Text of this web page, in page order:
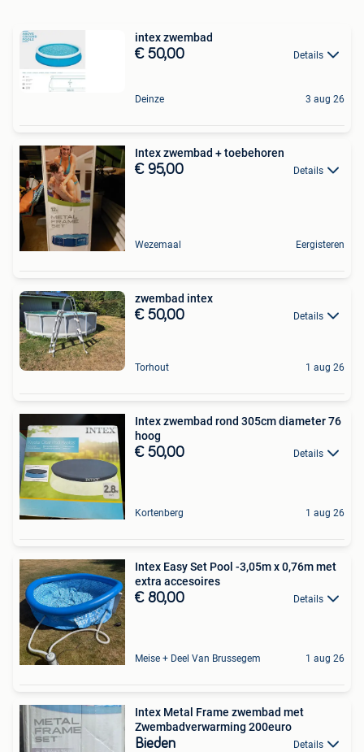
intex zwembad
€ 50,00 Details
Deinze 3 aug 26
Intex zwembad + toebehoren
€ 95,00 Details
Wezemaal Eergisteren
zwembad intex
€ 50,00 Details
Torhout 1 aug 26
Intex zwembad rond 305cm diameter 76
hoog
€ 50,00 Details
Kortenberg 1 aug 26
Intex Easy Set Pool -3,05m x 0,76m met
extra accesoires
€ 80,00 Details
Meise + Deel Van Brussegem 1 aug 26
Intex Metal Frame zwembad met
Zwembadverwarming 200euro
Bieden Details